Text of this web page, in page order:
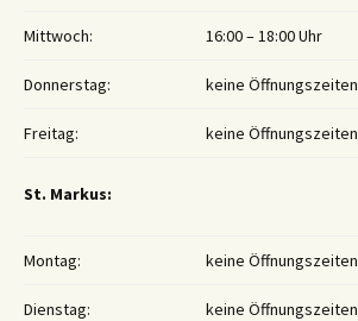
Mittwoch: 16:00 – 18:00 Uhr
Donnerstag: keine Öffnungszeiten
Freitag: keine Öffnungszeiten
St. Markus:
Montag: keine Öffnungszeiten
Dienstag: keine Öffnungszeiten